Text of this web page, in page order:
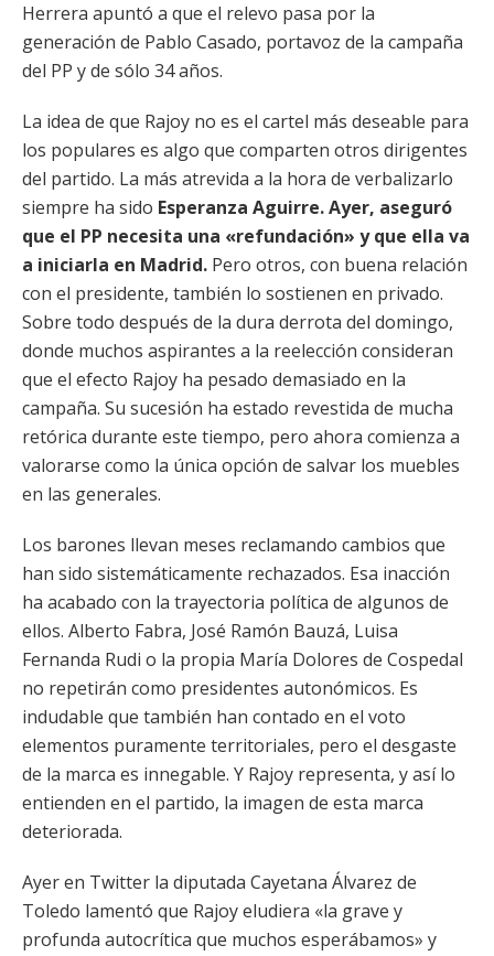
Herrera apuntó a que el relevo pasa por la
generación de Pablo Casado, portavoz de la campaña
del PP y de sólo 34 años.
La idea de que Rajoy no es el cartel más deseable para
los populares es algo que comparten otros dirigentes
del partido. La más atrevida a la hora de verbalizarlo
siempre ha sido Esperanza Aguirre. Ayer, aseguró
que el PP necesita una «refundación» y que ella va
a iniciarla en Madrid. Pero otros, con buena relación
con el presidente, también lo sostienen en privado.
Sobre todo después de la dura derrota del domingo,
donde muchos aspirantes a la reelección consideran
que el efecto Rajoy ha pesado demasiado en la
campaña. Su sucesión ha estado revestida de mucha
retórica durante este tiempo, pero ahora comienza a
valorarse como la única opción de salvar los muebles
en las generales.
Los barones llevan meses reclamando cambios que
han sido sistemáticamente rechazados. Esa inacción
ha acabado con la trayectoria política de algunos de
ellos. Alberto Fabra, José Ramón Bauzá, Luisa
Fernanda Rudi o la propia María Dolores de Cospedal
no repetirán como presidentes autonómicos. Es
indudable que también han contado en el voto
elementos puramente territoriales, pero el desgaste
de la marca es innegable. Y Rajoy representa, y así lo
entienden en el partido, la imagen de esta marca
deteriorada.
Ayer en Twitter la diputada Cayetana Álvarez de
Toledo lamentó que Rajoy eludiera «la grave y
profunda autocrítica que muchos esperábamos» y